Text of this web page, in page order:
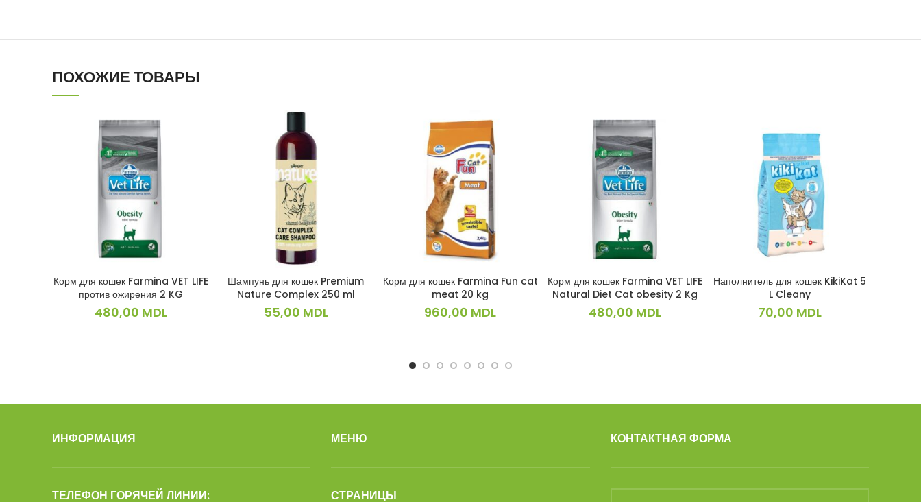
ПОХОЖИЕ ТОВАРЫ
В КОРЗИНУ
Корм для кошек Farmina VET LIFE
против ожирения 2 KG
480,00 MDL
В КОРЗИНУ
Шампунь для кошек Premium
Nature Complex 250 ml
55,00 MDL
В КОРЗИНУ
Корм для кошек Farmina Fun cat
meat 20 kg
960,00 MDL
В КОРЗИНУ
Корм для кошек Farmina VET LIFE
Natural Diet Cat obesity 2 Kg
480,00 MDL
В КОРЗИНУ
Наполнитель для кошек KikiKat 5
L Cleany
70,00 MDL
ИНФОРМАЦИЯ
ТЕЛЕФОН ГОРЯЧЕЙ ЛИНИИ:
МЕНЮ
СТРАНИЦЫ
КОНТАКТНАЯ ФОРМА